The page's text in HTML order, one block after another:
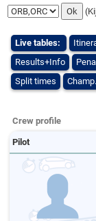
(
Live tables:
Results+Info
Split times
Crew profile
Pilot